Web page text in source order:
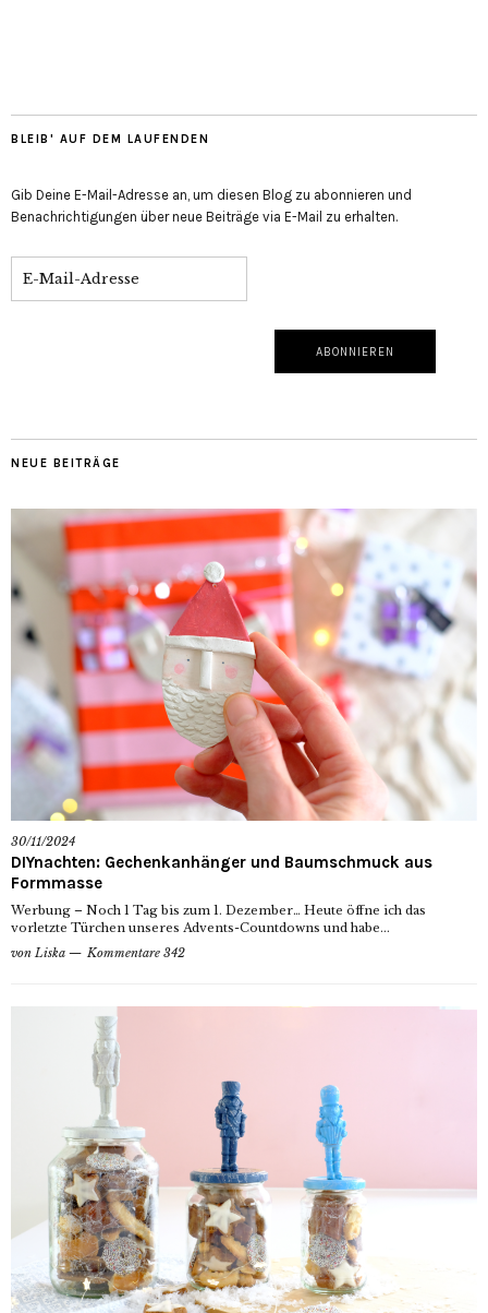
BLEIB' AUF DEM LAUFENDEN
Gib Deine E-Mail-Adresse an, um diesen Blog zu abonnieren und
Benachrichtigungen über neue Beiträge via E-Mail zu erhalten.
NEUE BEITRÄGE
30/11/2024
DIYnachten: Gechenkanhänger und Baumschmuck aus
Formmasse
Werbung – Noch 1 Tag bis zum 1. Dezember… Heute öffne ich das
vorletzte Türchen unseres Advents-Countdowns und habe...
von Liska Kommentare 342